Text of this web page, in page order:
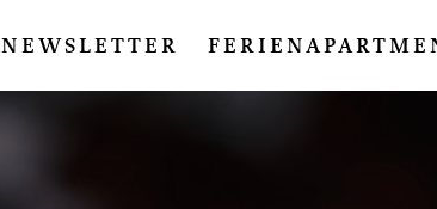
NEWSLETTER